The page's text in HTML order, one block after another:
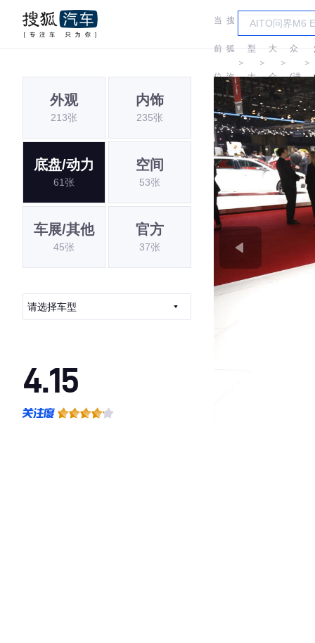
当
前
位
置:
搜
狐
汽
车
＞
车
型
大
全
＞
大
众
＞
大
众
(进
口)
＞
外观
213张
内饰
235张
底盘/动力
61张
空间
53张
车展/其他
45张
官方
37张
请选择车型
4.15